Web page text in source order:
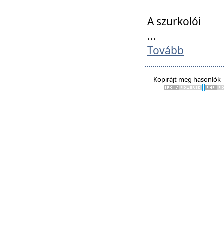
A szurkolói
...
Tovább
Kopirájt meg hasonlók